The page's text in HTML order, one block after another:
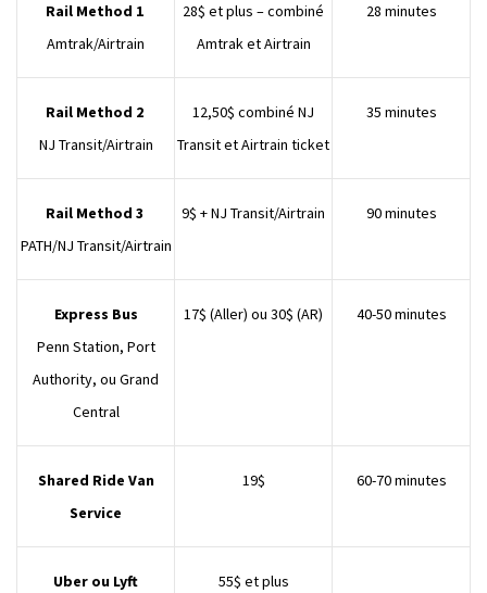
Rail Method 1
Amtrak/Airtrain
28$ et plus – combiné
Amtrak et Airtrain
28 minutes
Rail Method 2
NJ Transit/Airtrain
12,50$ combiné NJ
Transit et Airtrain ticket
35 minutes
Rail Method 3
PATH/NJ Transit/Airtrain
9$ + NJ Transit/Airtrain 90 minutes
Express Bus
Penn Station, Port
Authority, ou Grand
Central
17$ (Aller) ou 30$ (AR) 40-50 minutes
Shared Ride Van
Service
19$ 60-70 minutes
Uber ou Lyft 55$ et plus